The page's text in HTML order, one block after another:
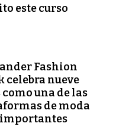
este curso
Fashion
celebra nueve
como una de las
de moda